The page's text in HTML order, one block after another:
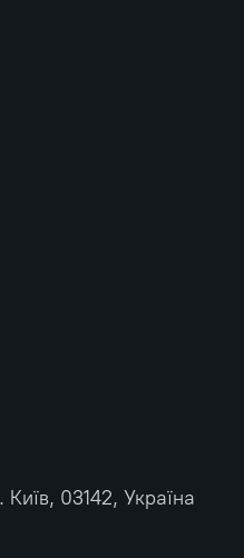
03142, Україна